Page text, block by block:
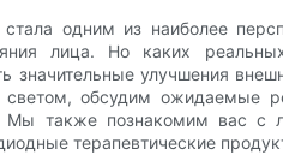
одним из наиболее
лица. Но каких
значительные улучшения
обсудим ожидаемые
Мы также познакомим вас с
терапевтические